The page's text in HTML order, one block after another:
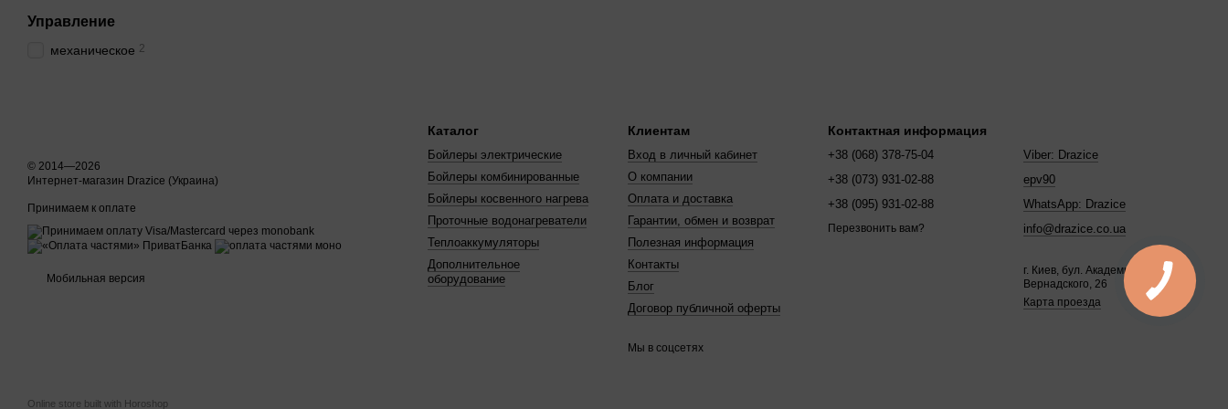
Управление
механическое 2
© 2014—2026
Интернет-магазин Drazice (Украина)
Принимаем к оплате
Мобильная версия
Online store built with Horoshop
Каталог
Бойлеры электрические
Бойлеры комбинированные
Бойлеры косвенного нагрева
Проточные водонагреватели
Теплоаккумуляторы
Дополнительное
оборудование
Клиентам
Вход в личный кабинет
О компании
Оплата и доставка
Гарантии, обмен и возврат
Полезная информация
Контакты
Блог
Договор публичной оферты
Мы в соцсетях
Контактная информация
+38 (068) 378-75-04
+38 (073) 931-02-88
+38 (095) 931-02-88
Перезвонить вам?
Viber: Drazice
epv90
WhatsApp: Drazice
info@drazice.co.ua
г. Киев, бул. Академика
Вернадского, 26
Карта проезда